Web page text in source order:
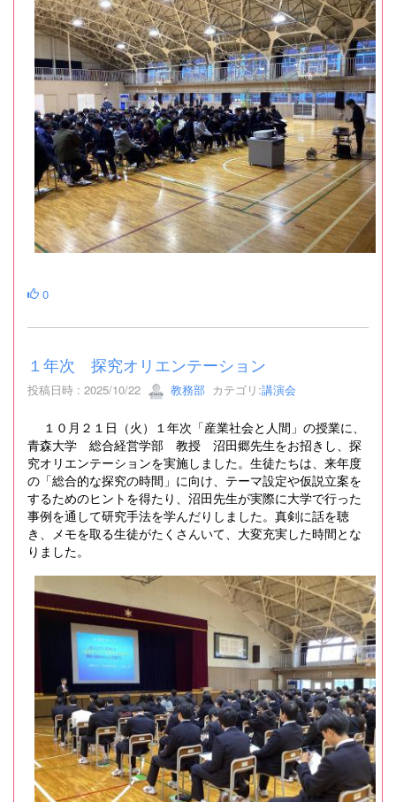
0
１年次 探究オリエンテーション
投稿日時 : 2025/10/22 教務部 カテゴリ:講演会
１０月２１日（火）１年次「産業社会と人間」の授業に、
青森大学 総合経営学部 教授 沼田郷先生をお招きし、探
究オリエンテーションを実施しました。生徒たちは、来年度
の「総合的な探究の時間」に向け、テーマ設定や仮説立案を
するためのヒントを得たり、沼田先生が実際に大学で行った
事例を通して研究手法を学んだりしました。真剣に話を聴
き、メモを取る生徒がたくさんいて、大変充実した時間とな
りました。